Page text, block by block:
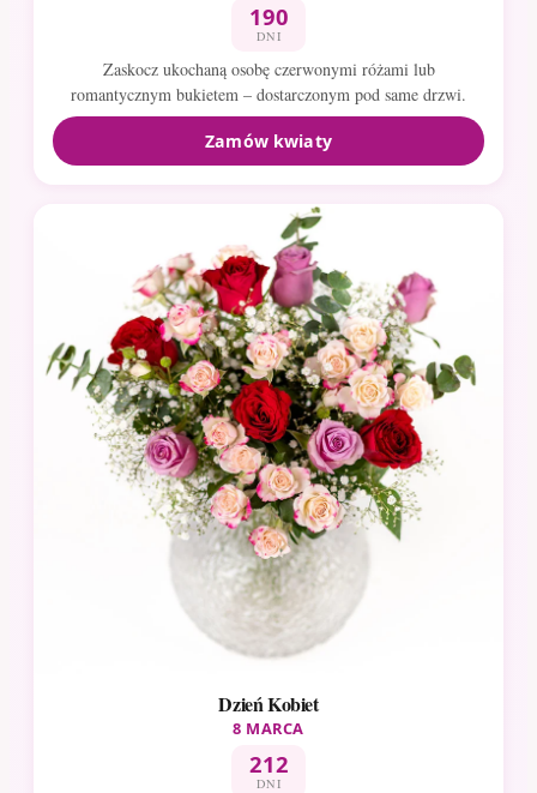
190
DNI
Zaskocz ukochaną osobę czerwonymi różami lub
romantycznym bukietem – dostarczonym pod same drzwi.
Zamów kwiaty
Dzień Kobiet
8 MARCA
212
DNI